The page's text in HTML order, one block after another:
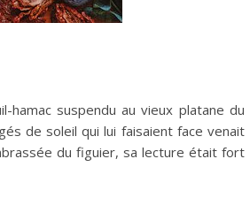
suspendu au vieux platane du
de soleil qui lui faisaient face venait
du figuier, sa lecture était fort